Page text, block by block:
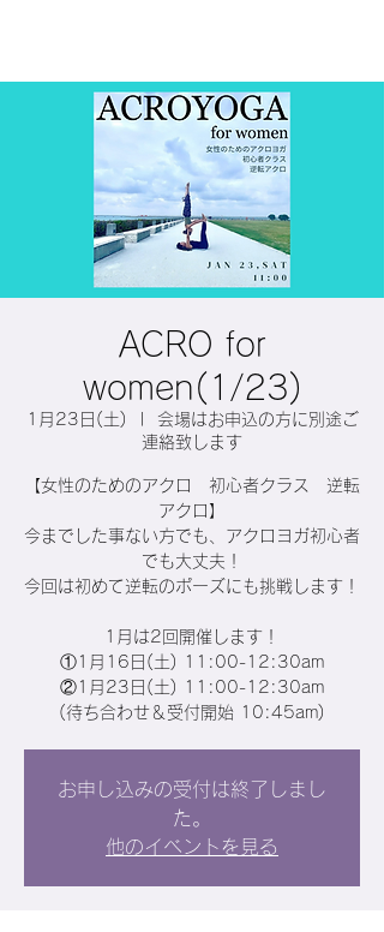
ACRO for
women(1/23)
1月23日(土)
会場はお申込の方に別途ご
連絡致します
【女性のためのアクロ 初心者クラス 逆転
アクロ】
今までした事ない方でも、アクロヨガ初心者
でも大丈夫！
今回は初めて逆転のポーズにも挑戦します！
1月は2回開催します！
①1月16日(土) 11:00-12:30am
②1月23日(土) 11:00-12:30am
(待ち合わせ＆受付開始 10:45am)
お申し込みの受付は終了しまし
た。
他のイベントを見る